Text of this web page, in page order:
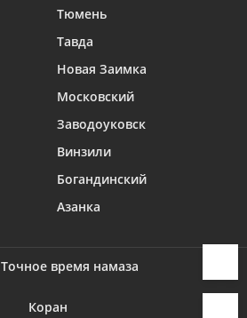
Тюмень
Тавда
Новая Заимка
Московский
Заводоуковск
Винзили
Богандинский
Азанка
Точное время намаза
Коран